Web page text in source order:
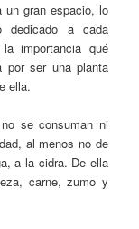
un gran espacio, lo
dedicado a cada
importancia qué
por ser una planta
ella.
se consuman ni
al menos no de
a la cidra. De ella
carne, zumo y